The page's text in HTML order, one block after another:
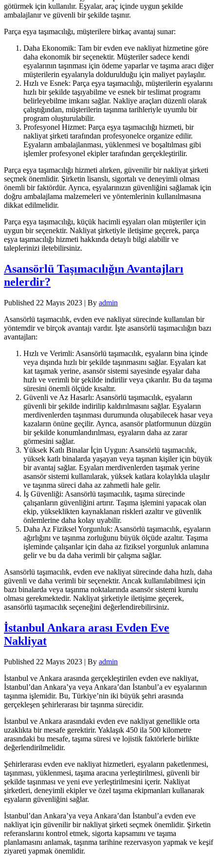
götürmek için kullanılır. Eşyalar, araç içinde uygun şekilde
ambalajlanır ve güvenli bir şekilde taşınır.
Parça eşya taşımacılığı, müşterilere birkaç avantaj sunar:
Daha Ekonomik: Tam bir evden eve nakliyat hizmetine göre
daha ekonomik bir seçenektir. Müşteriler sadece kendi
eşyalarının taşınması için ödeme yaparlar ve taşıma aracı diğer
müşterilerin eşyalarıyla doldurulduğu için maliyet paylaşılır.
Hızlı ve Esnek: Parça eşya taşımacılığı, müşterilerin eşyalarını
hızlı bir şekilde taşıyabilme ve esnek bir teslimat programı
belirleyebilme imkanı sağlar. Nakliye araçları düzenli olarak
çalıştığından, müşterilerin taşınma tarihleriyle uyumlu bir
program oluşturulabilir.
Profesyonel Hizmet: Parça eşya taşımacılığı hizmeti, bir
nakliyat şirketi tarafından profesyonelce organize edilir.
Eşyaların ambalajlanması, yüklenmesi ve boşaltılması gibi
işlemler profesyonel ekipler tarafından gerçekleştirilir.
Parça eşya taşımacılığı hizmeti alırken, güvenilir bir nakliyat şirketi
seçmek önemlidir. Şirketin lisanslı, sigortalı ve deneyimli olması
önemli bir faktördür. Ayrıca, eşyalarınızın güvenliğini sağlamak için
doğru ambalajlama malzemeleri ve yöntemlerinin kullanılmasına
dikkat edilmelidir.
Parça eşya taşımacılığı, küçük hacimli eşyaları olan müşteriler için
uygun bir seçenektir. Nakliyat şirketiyle iletişime geçerek, parça
eşya taşımacılığı hizmeti hakkında detaylı bilgi alabilir ve
taleplerinizi iletebilirsiniz.
Asansörlü Taşımacılığın Avantajları
nelerdir?
Published 22 Mayıs 2023 | By admin
Asansörlü taşımacılık, evden eve nakliyat sürecinde kullanılan bir
yöntemdir ve birçok avantajı vardır. İşte asansörlü taşımacılığın bazı
avantajları:
Hızlı ve Verimli: Asansörlü taşımacılık, eşyaların bina içinde
veya dışında hızlı bir şekilde taşınmasını sağlar. Eşyaları kat
kat taşımak yerine, asansör sistemi sayesinde eşyalar daha
hızlı ve verimli bir şekilde indirilir veya çıkarılır. Bu da taşıma
süresini önemli ölçüde kısaltır.
Güvenli ve Az Hasarlı: Asansörlü taşımacılık, eşyaların
güvenli bir şekilde indirilip kaldırılmasını sağlar. Eşyaların
merdivenlerden taşınması durumunda oluşabilecek hasar veya
kazaların önüne geçilir. Ayrıca, asansör platformunun düzgün
bir şekilde konumlandırılması, eşyaların daha az zarar
görmesini sağlar.
Yüksek Katlı Binalar İçin Uygun: Asansörlü taşımacılık,
yüksek katlı binalarda yaşayan veya taşınan kişiler için büyük
bir avantaj sağlar. Eşyaları merdivenlerden taşımak yerine
asansör sistemi kullanılarak, yüksek katlara kolaylıkla ulaşılır
ve taşınma süreci daha az zahmetli hale gelir.
İş Güvenliği: Asansörlü taşımacılık, taşıma sürecinde
çalışanların güvenliğini artırır. Taşıma işlemini yapacak olan
ekip, yükseklikten kaynaklanan riskleri azaltır ve güvenlik
önlemlerine daha kolay uyabilir.
Daha Az Fiziksel Yorgunluk: Asansörlü taşımacılık, eşyaların
ağırlığını ve taşınma zorluğunu büyük ölçüde azaltır. Taşıma
işleminde çalışanlar için daha az fiziksel yorgunluk anlamına
gelir ve bu da daha verimli bir çalışma sağlar.
Asansörlü taşımacılık, evden eve nakliyat sürecinde daha hızlı, daha
güvenli ve daha verimli bir seçenektir. Ancak kullanılabilmesi için
bazı binalarda veya taşınma noktalarında asansör sistemi kurulu
olması gerekmektedir. Nakliyat şirketiyle iletişime geçerek,
asansörlü taşımacılık seçeneğini değerlendirebilirsiniz.
İstanbul Ankara arası Evden Eve
Nakliyat
Published 22 Mayıs 2023 | By admin
İstanbul ve Ankara arasında gerçekleştirilen evden eve nakliyat,
İstanbul’dan Ankara’ya veya Ankara’dan İstanbul’a ev eşyalarının
taşınma işlemidir. Bu, Türkiye’nin iki büyük şehri arasında
gerçekleşen şehirlerarası bir taşınma sürecidir.
İstanbul ve Ankara arasındaki evden eve nakliyat genellikle orta
uzaklıkta bir mesafe gerektirir. Yaklaşık 450 ila 500 kilometre
arasındaki bu mesafe, taşıma süresi ve lojistik faktörlerle birlikte
değerlendirilmelidir.
Şehirlerarası evden eve nakliyat hizmetleri, eşyaların paketlenmesi,
taşınması, yüklenmesi, taşıma aracına yerleştirilmesi, güvenli bir
şekilde taşınması ve yeni eve yerleştirilmesini içerir. Nakliyat
şirketleri, deneyimli ekipler ve özel taşıma ekipmanları kullanarak
eşyaların güvenliğini sağlar.
İstanbul’dan Ankara’ya veya Ankara’dan İstanbul’a evden eve
nakliyat için güvenilir bir nakliyat şirketi seçmek önemlidir. Şirketin
referanslarını kontrol etmek, sigorta kapsamını ve taşıma
planlamasını anlamak, taşınma tarihine rezervasyon yapmak ve keşif
ziyareti yapmak önemlidir.